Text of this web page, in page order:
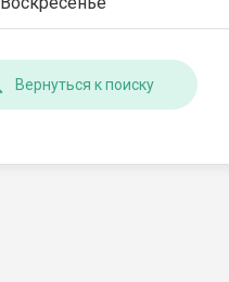
Вернуться к поиску